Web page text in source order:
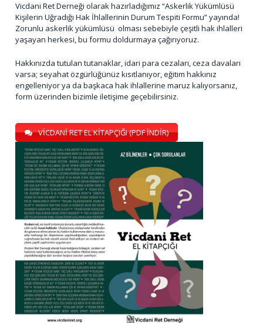
Vicdani Ret Derneği olarak hazırladığımız “Askerlik Yükümlüsü
Kişilerin Uğradığı Hak İhlallerinin Durum Tespiti Formu” yayında!
Zorunlu askerlik yükümlüsü olması sebebiyle çeşitli hak ihlalleri
yaşayan herkesi, bu formu doldurmaya çağırıyoruz.
Hakkınızda tutulan tutanaklar, idari para cezaları, ceza davaları
varsa; seyahat özgürlüğünüz kısıtlanıyor, eğitim hakkınız
engelleniyor ya da başkaca hak ihlallerine maruz kalıyorsanız,
form üzerinden bizimle iletişime geçebilirsiniz.
VİCDANİ RET EL KİTAPÇIĞI (PDF İNDİR)